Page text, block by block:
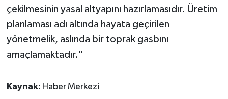
çekilmesinin yasal altyapını hazırlamasıdır. Üretim
planlaması adı altında hayata geçirilen
yönetmelik, aslında bir toprak gasbını
amaçlamaktadır."
Kaynak: Haber Merkezi